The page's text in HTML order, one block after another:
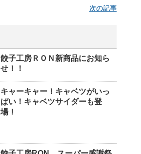
次の記事
餃子工房ＲＯＮ新商品にお知ら
せ！！
キャーキャー！キャベツがいっ
ぱい！キャベツサイダーも登
場！